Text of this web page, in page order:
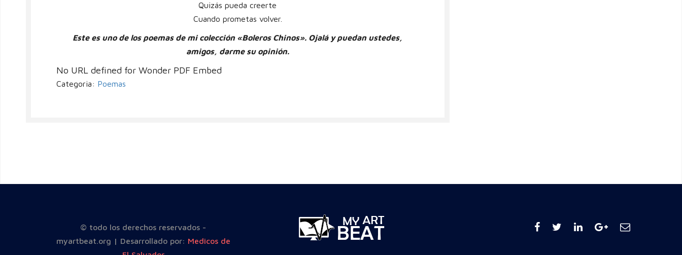
Quizás pueda creerte
Cuando prometas volver.
Este es uno de los poemas de mi colección «Boleros Chinos». Ojalá y puedan ustedes,
amigos, darme su opinión.
No URL defined for Wonder PDF Embed
Categoria: Poemas
© todo los derechos reservados -
myartbeat.org | Desarrollado por: Medicos de